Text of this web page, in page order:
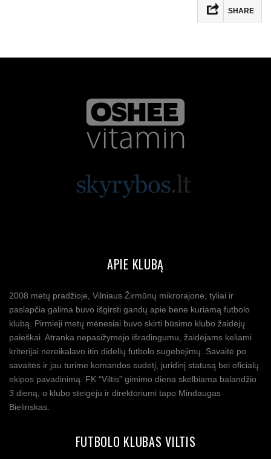
SHARE
APIE KLUBĄ
2008 metų pradžioje, Vilniaus Žirmūnų mikrorajone, tyliai ir
paslapčia galima buvo išgirsti gandų apie bene kuriamą futbolo
klubą. Pirmieji metų mėnesiai buvo skirti būsimo klubo žaidėjų
paieškai. Atranka nepasižymėjo išradingumu, žaidėjams keliami
kriterijai nereikalavo itin didelių futbolo sugebėjimų. Savaitė po
savaitės ir jau turime komandos sudėtį, juridinį statusą bei oficialų
ekipos pavadinimą. FK “Viltis” gimimo diena skelbiama balandžio
3 dieną, o klubo steigėju ir direktoriumi tapo Mindaugas
Bielinskas.
FUTBOLO KLUBAS VILTIS